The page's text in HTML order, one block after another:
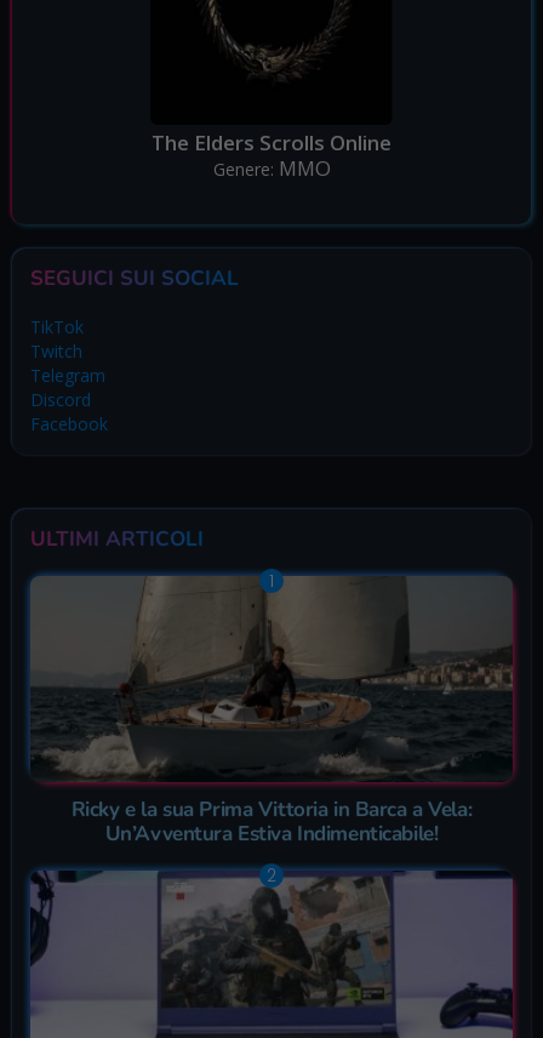
The Elders Scrolls Online
Genere: MMO
SEGUICI SUI SOCIAL
TikTok
Twitch
Telegram
Discord
Facebook
ULTIMI ARTICOLI
Ricky e la sua Prima Vittoria in Barca a Vela:
Un’Avventura Estiva Indimenticabile!